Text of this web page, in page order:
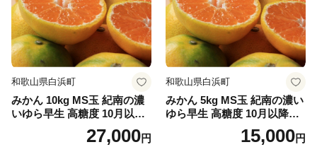
和歌山県白浜町
みかん 10kg MS玉 紀南の濃
いゆら早生 高糖度 10月以降
発送 マルチ被覆栽培27,000円
和歌山県白浜町
みかん 5kg MS玉 紀南の濃い
ゆら早生 高糖度 10月以降発
送 マルチ被覆栽培15,000円